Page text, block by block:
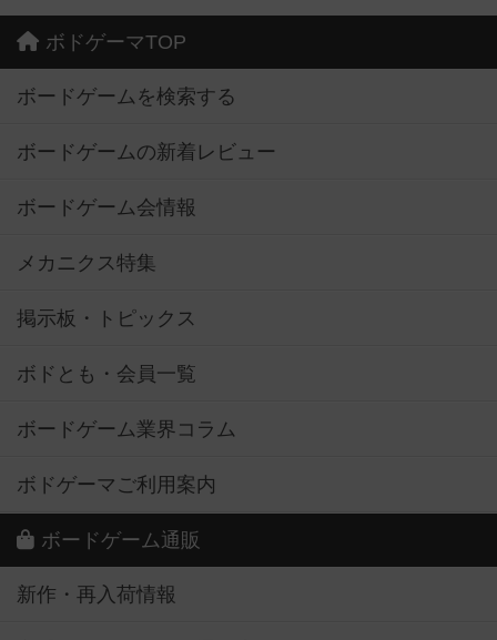
ボドゲーマTOP
ボードゲームを検索する
ボードゲームの新着レビュー
ボードゲーム会情報
メカニクス特集
掲示板・トピックス
ボドとも・会員一覧
ボードゲーム業界コラム
ボドゲーマご利用案内
ボードゲーム通販
新作・再入荷情報